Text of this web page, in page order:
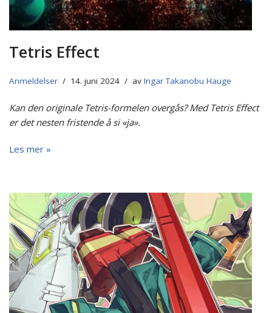
Tetris Effect
Anmeldelser 14. juni 2024 av Ingar Takanobu Hauge
Kan den originale Tetris-formelen overgås? Med Tetris Effect
er det nesten fristende å si «ja».
Les mer »